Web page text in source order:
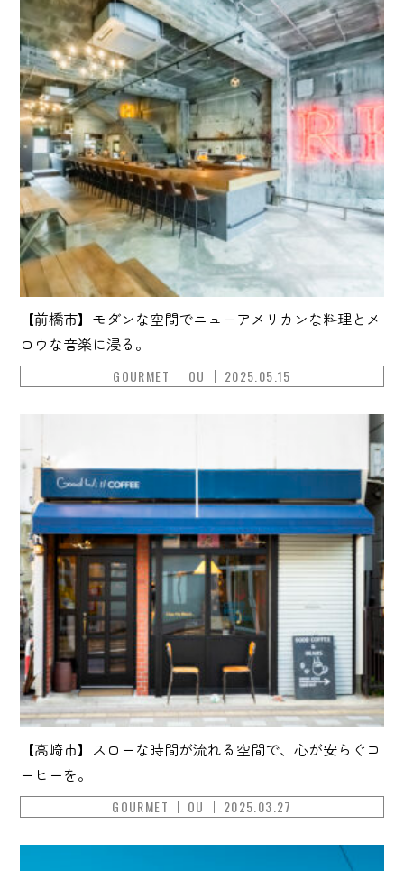
【前橋市】モダンな空間でニューアメリカンな料理とメ
ロウな音楽に浸る。
GOURMET OU 2025.05.15
【高崎市】スローな時間が流れる空間で、心が安らぐコ
ーヒーを。
GOURMET OU 2025.03.27